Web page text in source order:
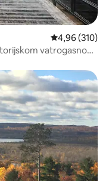
Prosječna
4,96 (310)
vatrogasnom